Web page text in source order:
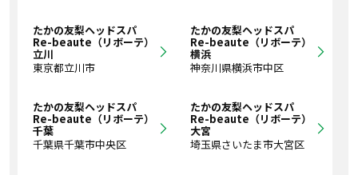
たかの友梨ヘッドスパ
Re-beaute（リボーテ）
立川
東京都立川市
たかの友梨ヘッドスパ
Re-beaute（リボーテ）
横浜
神奈川県横浜市中区
たかの友梨ヘッドスパ
Re-beaute（リボーテ）
千葉
千葉県千葉市中央区
たかの友梨ヘッドスパ
Re-beaute（リボーテ）
大宮
埼玉県さいたま市大宮区